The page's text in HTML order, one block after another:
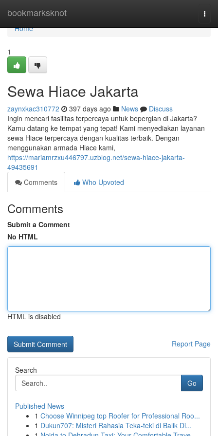
bookmarksknot
Home
Home
1
Sewa Hiace Jakarta
zaynxkac310772 397 days ago News
Discuss
Ingin mencari fasilitas terpercaya untuk bepergian di Jakarta?
Kamu datang ke tempat yang tepat! Kami menyediakan layanan
sewa Hiace terpercaya dengan kualitas terbaik. Dengan
menggunakan armada Hiace kami,
https://mariamrzxu446797.uzblog.net/sewa-hiace-jakarta-
49435691
Comments
Who Upvoted
Comments
Submit a Comment
No HTML
HTML is disabled
Report Page
Search
Go
Published News
1 Choose Winnipeg top Roofer for Professional Roo...
1 Dukun707: Misteri Rahasia Teka-teki di Balik Di...